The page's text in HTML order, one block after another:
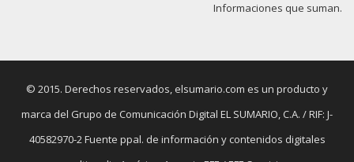
Informaciones que suman.
© 2015. Derechos reservados, elsumario.com es un producto y
marca del Grupo de Comunicación Digital EL SUMARIO, C.A. / RIF: J-
40582970-2 Fuente ppal. de información y contenidos digitales